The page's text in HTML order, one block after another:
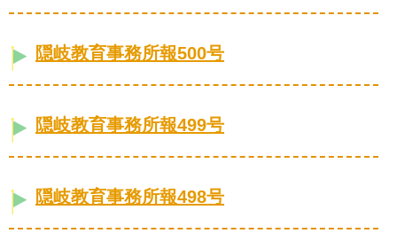
隠岐教育事務所報500号
隠岐教育事務所報499号
隠岐教育事務所報498号